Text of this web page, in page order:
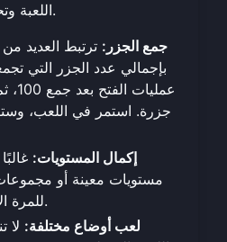
اللعبة وتحقيق إنجازات أساسية.
جمع الجزر: ترتبط العديد
بإجمالي عدد الجزر التي
جزرة. استمر في اللعب،
إكمال المستويات:
مستويات معينة أو
للمرة الأولى بأرنب جديد.
لعب أوضاع مختلفة: لا